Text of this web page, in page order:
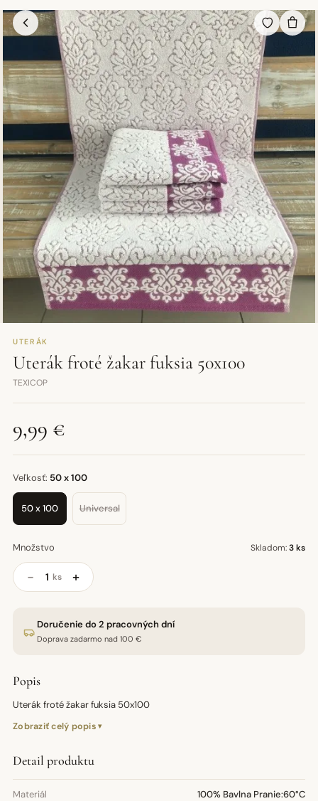
UTERÁK
Uterák froté žakar fuksia 50x100
TEXICOP
9,99 €
Veľkosť: 50 x 100
50 x 100 Universal
Množstvo Skladom:3 ks
− ks +
Doručenie do 2 pracovných dní
Doprava zadarmo nad 100 €
Popis
Uterák froté žakar fuksia 50x100
Zobraziť celý popis
Detail produktu
Materiál 100% Bavlna Pranie:60°C